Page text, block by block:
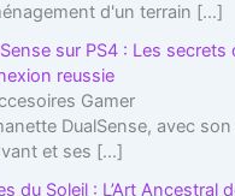
d'un terrain […]
sur PS4 : Les secrets
reussie
Gamer
DualSense, avec
et ses […]
du Soleil : L’Art Ancestral